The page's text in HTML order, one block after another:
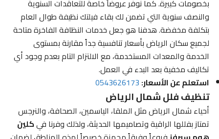
بخصومات كبيرة. كما نوفر عروضاً خاصة للتعاقدات السنوية
والنصف سنوية التي تضمن لك بقاء فيلتك نظيفة طوال العام
بتكلفة مخفضة. هدفنا هو جعل خدمات النظافة الفاخرة متاحة
لجميع سكان الرياض بأسعار تنافسية جداً مقارنة بمستوى
الخدمة والمعدات المستخدمة، مع الالتزام التام بعدم وجود أي
تكاليف مخفية بعد البدء في العمل.
استعلم عن الأسعار:0543626173
تنظيف فلل شمال الرياض
أحياء شمال الرياض مثل الملقا، الياسمين، الصحافة، والنرجس
تمتاز بفللها الراقية وتصاميمها الحديثة، ولذلك وفرنا فيكلين